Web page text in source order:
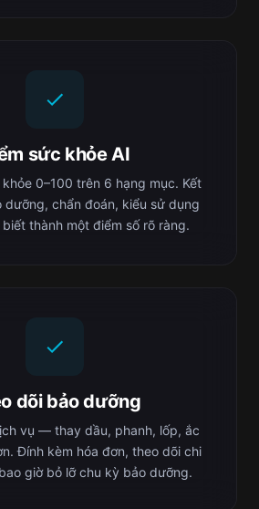
sức khỏe AI
0–100 trên 6 hạng mục. Kết
dưỡng, chẩn đoán, kiểu sử dụng
thành một điểm số rõ ràng.
dõi bảo dưỡng
vụ — thay dầu, phanh, lốp, ắc
Đính kèm hóa đơn, theo dõi chi
giờ bỏ lỡ chu kỳ bảo dưỡng.